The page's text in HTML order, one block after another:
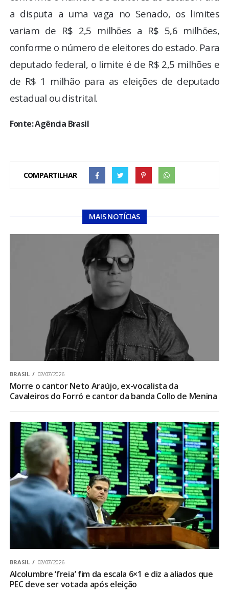
a disputa a uma vaga no Senado, os limites
variam de R$ 2,5 milhões a R$ 5,6 milhões,
conforme o número de eleitores do estado. Para
deputado federal, o limite é de R$ 2,5 milhões e
de R$ 1 milhão para as eleições de deputado
estadual ou distrital.
Fonte: Agência Brasil
COMPARTILHAR
MAIS NOTÍCIAS
BRASIL 02/07/2026
Morre o cantor Neto Araújo, ex-vocalista da
Cavaleiros do Forró e cantor da banda Collo de Menina
BRASIL 02/07/2026
Alcolumbre ‘freia’ fim da escala 6×1 e diz a aliados que
PEC deve ser votada após eleição